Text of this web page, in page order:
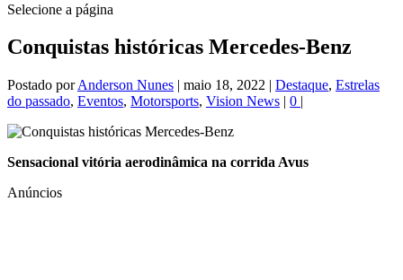
Selecione a página
Conquistas históricas Mercedes-Benz
Postado porAnderson Nunes | maio 18, 2022 | Destaque, Estrelas
do passado, Eventos, Motorsports, Vision News | 0 |
Sensacional vitória aerodinâmica na corrida Avus
Anúncios